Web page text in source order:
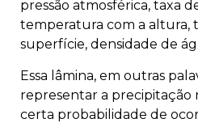
pressão atmosférica, taxa
temperatura com a altura,
superfície, densidade de
Essa lâmina, em outras
representar a precipitação
certa probabilidade de